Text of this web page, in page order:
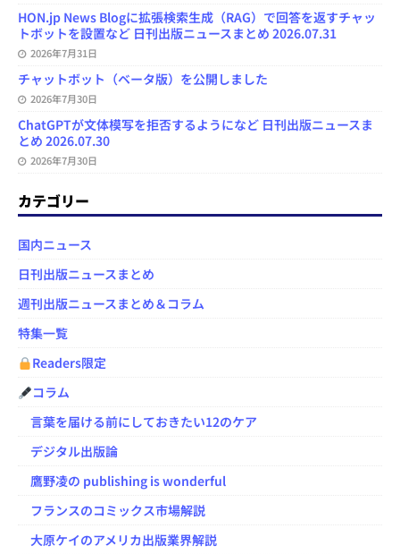
HON.jp News Blogに拡張検索生成（RAG）で回答を返すチャッ
トボットを設置など 日刊出版ニュースまとめ 2026.07.31
2026年7月31日
チャットボット（ベータ版）を公開しました
2026年7月30日
ChatGPTが文体模写を拒否するようになど 日刊出版ニュースま
とめ 2026.07.30
2026年7月30日
カテゴリー
国内ニュース
日刊出版ニュースまとめ
週刊出版ニュースまとめ＆コラム
特集一覧
Readers限定
コラム
言葉を届ける前にしておきたい12のケア
デジタル出版論
鷹野凌の publishing is wonderful
フランスのコミックス市場解説
大原ケイのアメリカ出版業界解説